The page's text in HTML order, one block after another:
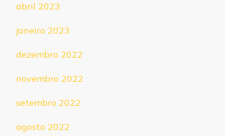
abril 2023
janeiro 2023
dezembro 2022
novembro 2022
setembro 2022
agosto 2022